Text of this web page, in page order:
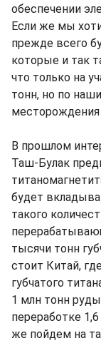
обеспечении
Если же мы
прежде всего
которые и так
что только на
тонн, но по
В прошлом
Таш-Булак
будет
такого
тысячи тонн
стоит Китай,
губчатого
1 млн тонн
переработке
же пойдем на